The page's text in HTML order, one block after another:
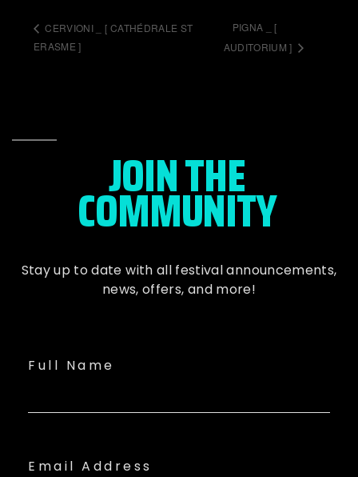
CERVIONI _ [ CATHÉDRALE ST
ERASME ]
PIGNA _ [
AUDITORIUM ]
JOIN THE
COMMUNITY
Stay up to date with all festivalannouncements,
news, offers, and more!
Full Name
Email Address